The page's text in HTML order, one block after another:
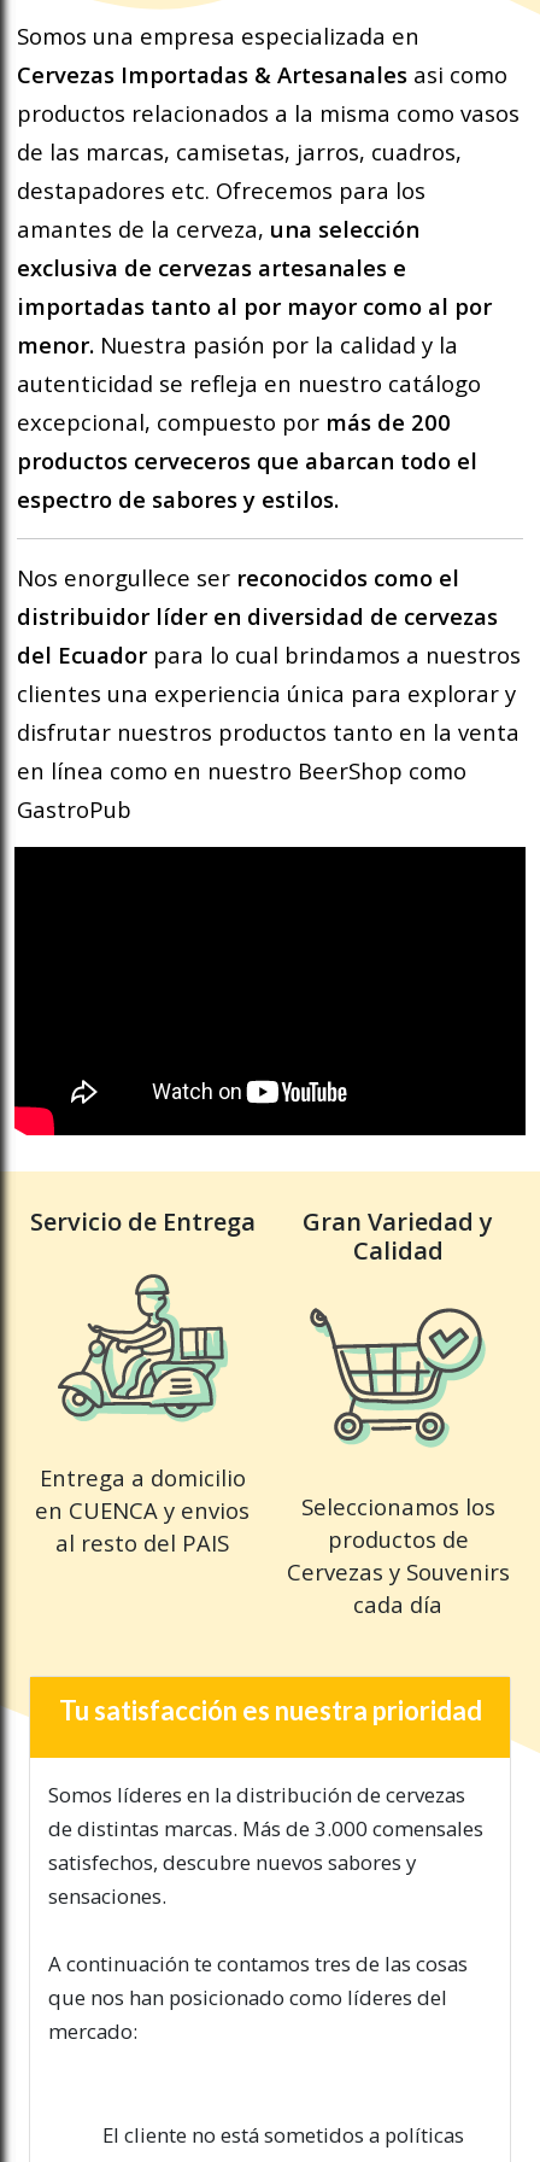
Somos una empresa especializada en
Cervezas Importadas & Artesanales asi como
productos relacionados a la misma como vasos
de las marcas, camisetas, jarros, cuadros,
destapadores etc. Ofrecemos para los
amantes de la cerveza, una selección
exclusiva de cervezas artesanales e
importadas tanto al por mayor como al por
menor. Nuestra pasión por la calidad y la
autenticidad se refleja en nuestro catálogo
excepcional, compuesto por más de 200
productos cerveceros que abarcan todo el
espectro de sabores y estilos.
Nos enorgullece ser reconocidos como el
distribuidor líder en diversidad de cervezas
del Ecuadorpara lo cual brindamos a nuestros
clientes una experiencia única para explorar y
disfrutar nuestros productos tanto en la venta
en línea como en nuestro BeerShop como
GastroPub
Servicio de Entrega
Entrega a domicilio
en CUENCA y envios
al resto del PAIS
Gran Variedad y
Calidad
Seleccionamos los
productos de
Cervezas y Souvenirs
cada día
Tu satisfacción es nuestra prioridad
Somos líderes en la distribución de cervezas
de distintas marcas. Más de 3.000 comensales
satisfechos, descubre nuevos sabores y
sensaciones.
A continuación te contamos tres de las cosas
que nos han posicionado como líderes del
mercado:
El cliente no está sometidos a políticas